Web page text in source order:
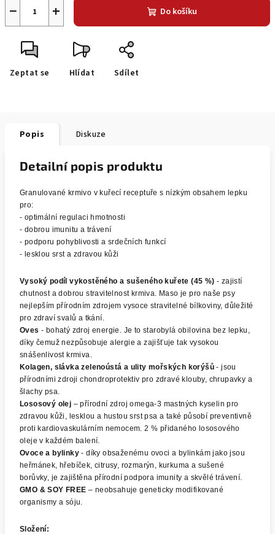
+
− Do košíku
Zeptat se Hlídat Sdílet
Popis Diskuze
Detailní popis produktu
Granulované krmivo v kuřecí receptuře s nízkým obsahem lepku
pro:
- optimální regulaci hmotnosti
- dobrou imunitu a trávení
- podporu pohyblivosti a srdečních funkcí
- lesklou srst a zdravou kůži
Vysoký podíl vykostěného a sušeného kuřete (45 %) - zajistí
chutnost a dobrou stravitelnost krmiva. Maso je pro naše psy
nejlepším přírodním zdrojem vysoce stravitelné bílkoviny, důležité
pro zdraví svalů a tkání.
Oves - bohatý zdroj energie. Je to starobylá obilovina bez lepku,
díky čemuž nezpůsobuje alergie a zajišťuje tak vysokou
snášenlivost krmiva.
Kolagen, slávka zelenoústá a ulity mořských korýšů- jsou
přírodními zdroji chondroprotektiv pro zdravé klouby, chrupavky a
šlachy psa.
Lososový olej – přírodní zdroj omega-3 mastných kyselin pro
zdravou kůži, lesklou a hustou srst psa a také působí preventivně
proti kardiovaskulárním nemocem. 2 % přidaného lososového
oleje v každém balení.
Ovoce a bylinky- díky obsaženému ovoci a bylinkám jako jsou
heřmánek, hřebíček, citrusy, rozmarýn, kurkuma a sušené
borůvky, je zajištěna přírodní podpora imunity a skvělé trávení.
GMO & SOY FREE – neobsahuje geneticky modifikované
organismy a sóju.
Složení: